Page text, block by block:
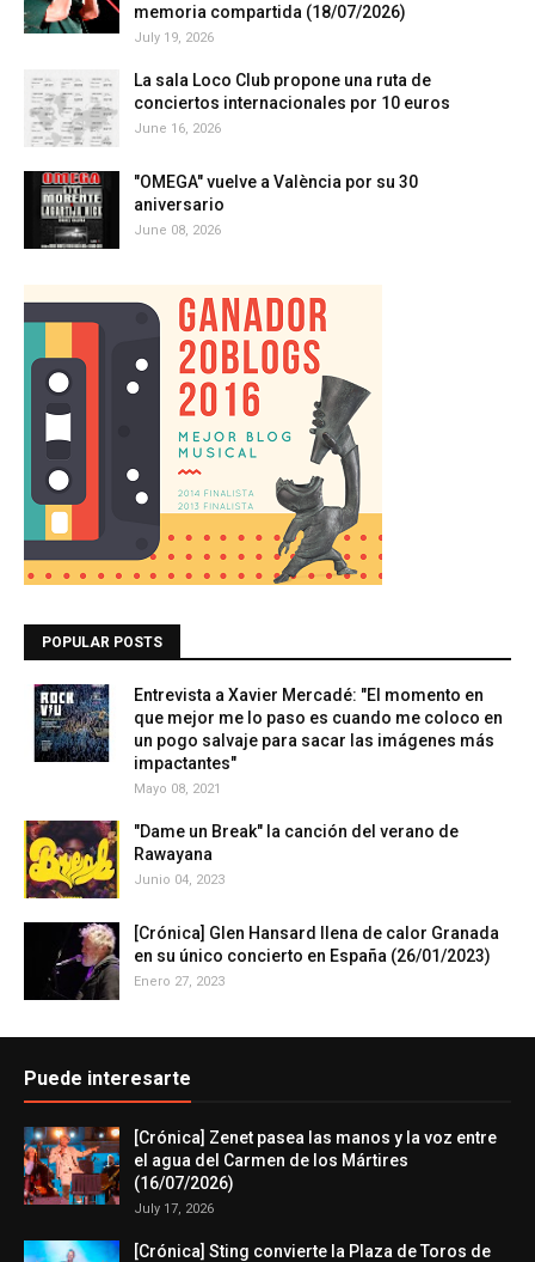
memoria compartida (18/07/2026)
July 19, 2026
La sala Loco Club propone una ruta de
conciertos internacionales por 10 euros
June 16, 2026
"OMEGA" vuelve a València por su 30
aniversario
June 08, 2026
POPULAR POSTS
Entrevista a Xavier Mercadé: "El momento en
que mejor me lo paso es cuando me coloco en
un pogo salvaje para sacar las imágenes más
impactantes"
Mayo 08, 2021
"Dame un Break" la canción del verano de
Rawayana
Junio 04, 2023
[Crónica] Glen Hansard llena de calor Granada
en su único concierto en España (26/01/2023)
Enero 27, 2023
Puede interesarte
[Crónica] Zenet pasea las manos y la voz entre
el agua del Carmen de los Mártires
(16/07/2026)
July 17, 2026
[Crónica] Sting convierte la Plaza de Toros de